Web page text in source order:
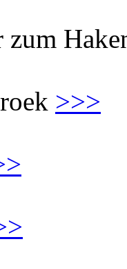
zum
>>>